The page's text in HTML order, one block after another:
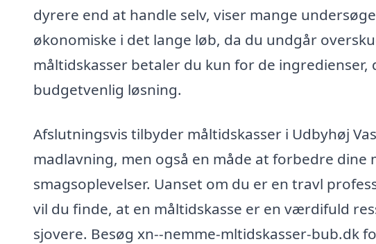
dyrere end at handle selv, viser mange
økonomiske i det lange løb, da du undgår
måltidskasser betaler du kun for de
budgetvenlig løsning.
Afslutningsvis tilbyder måltidskasser i Udbyhøj
madlavning, men også en måde at forbedre
smagsoplevelser. Uanset om du er en travl
vil du finde, at en måltidskasse er en værdifuld
sjovere. Besøg xn--nemme-mltidskasser-bub.dk